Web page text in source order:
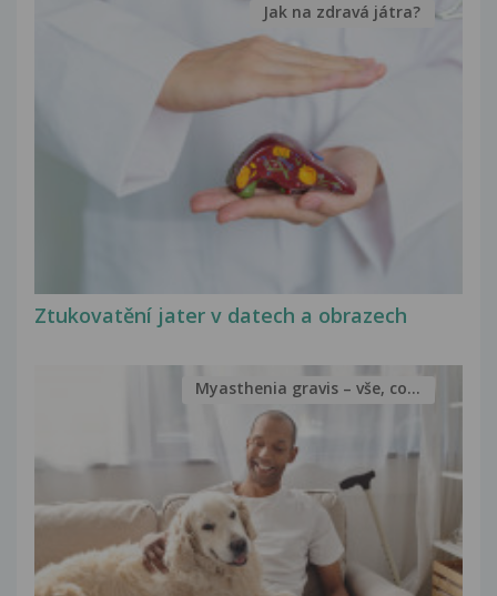
Ztukovatění jater v datech a obrazech
Jak na zdravá játra?
Myasthenia gravis – vše, co...